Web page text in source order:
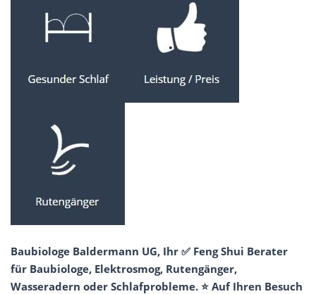
Baubiologe Baldermann UG, Ihr ✅ Feng Shui Berater
für Baubiologe, Elektrosmog, Rutengänger,
Wasseradern oder Schlafprobleme. ⭐ Auf Ihren Besuch